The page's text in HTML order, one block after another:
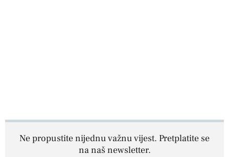
Ne propustite nijednu važnu vijest. Pretplatite se
na naš newsletter.